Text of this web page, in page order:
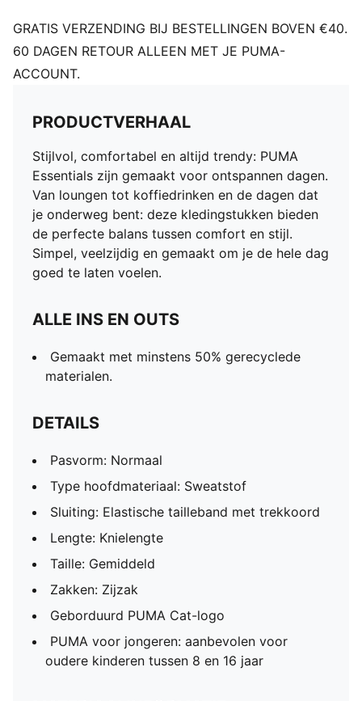
GRATIS VERZENDING BIJ BESTELLINGEN BOVEN €40.
60 DAGEN RETOUR ALLEEN MET JE PUMA-
ACCOUNT.
PRODUCTVERHAAL
Stijlvol, comfortabel en altijd trendy: PUMA
Essentials zijn gemaakt voor ontspannen dagen.
Van loungen tot koffiedrinken en de dagen dat
je onderweg bent: deze kledingstukken bieden
de perfecte balans tussen comfort en stijl.
Simpel, veelzijdig en gemaakt om je de hele dag
goed te laten voelen.
ALLE INS EN OUTS
Gemaakt met minstens 50% gerecyclede
materialen.
DETAILS
Pasvorm: Normaal
Type hoofdmateriaal: Sweatstof
Sluiting: Elastische tailleband met trekkoord
Lengte: Knielengte
Taille: Gemiddeld
Zakken: Zijzak
Geborduurd PUMA Cat-logo
PUMA voor jongeren: aanbevolen voor
oudere kinderen tussen 8 en 16 jaar